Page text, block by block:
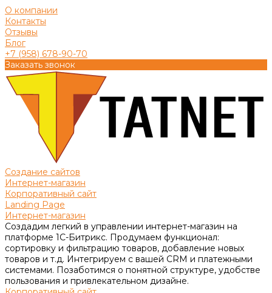
О компании
Контакты
Отзывы
Блог
+7 (958) 678-90-70
Заказать звонок
Создание сайтов
Интернет-магазин
Корпоративный сайт
Landing Page
Интернет-магазин
Создадим легкий в управлении интернет-магазин на
платформе 1С-Битрикс. Продумаем функционал:
сортировку и фильтрацию товаров, добавление новых
товаров и т.д. Интегрируем с вашей CRM и платежными
системами. Позаботимся о понятной структуре, удобстве
пользования и привлекательном дизайне.